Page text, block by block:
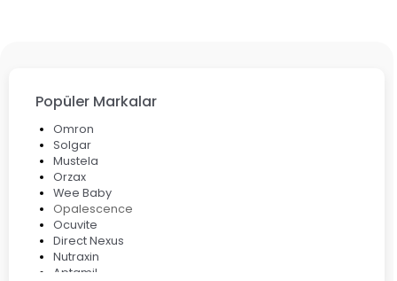
Popüler Markalar
Omron
Solgar
Mustela
Orzax
Wee Baby
Opalescence
Ocuvite
Direct Nexus
Nutraxin
Aptamil